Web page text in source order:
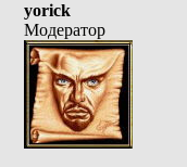
yorick
Модератор